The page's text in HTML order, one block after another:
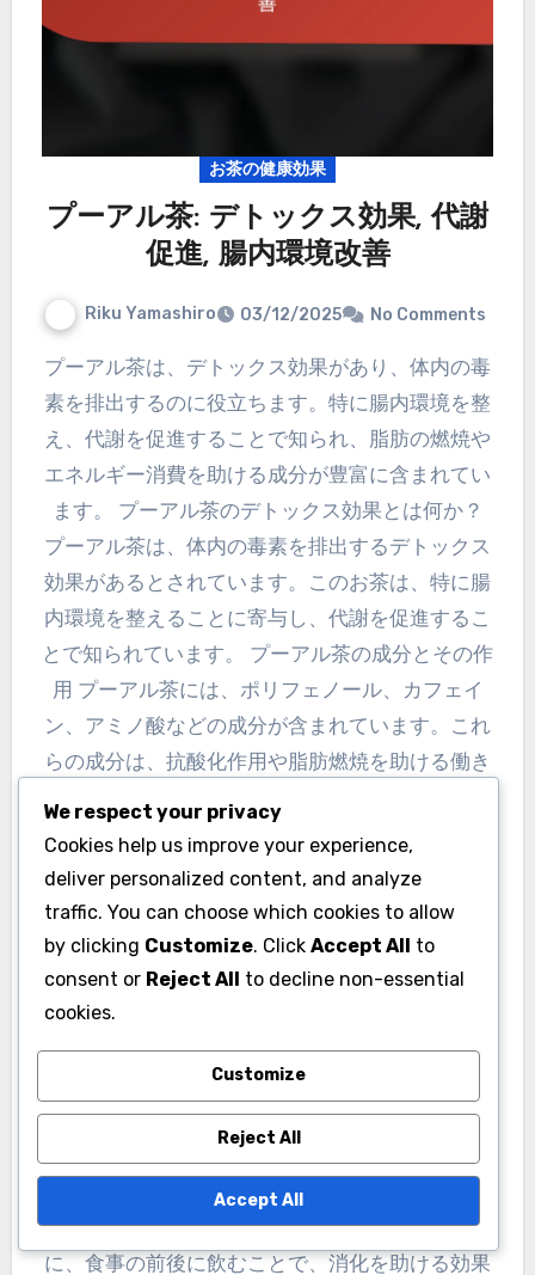
お茶の健康効果
プーアル茶: デトックス効果, 代謝
促進, 腸内環境改善
Riku Yamashiro 03/12/2025 No Comments
プーアル茶は、デトックス効果があり、体内の毒
素を排出するのに役立ちます。特に腸内環境を整
え、代謝を促進することで知られ、脂肪の燃焼や
エネルギー消費を助ける成分が豊富に含まれてい
ます。 プーアル茶のデトックス効果とは何か？
プーアル茶は、体内の毒素を排出するデトックス
効果があるとされています。このお茶は、特に腸
内環境を整えることに寄与し、代謝を促進するこ
とで知られています。 プーアル茶の成分とその作
用 プーアル茶には、ポリフェノール、カフェイ
ン、アミノ酸などの成分が含まれています。これ
らの成分は、抗酸化作用や脂肪燃焼を助ける働き
菌を増やし、消化を助けることでデトックス効果
を高めます。また、カフェインは代謝を促進し、
エネルギー消費を増加させます。 デトックス効果
の科学的根拠 研究によれば、プーアル茶は体内の
脂肪を減少させる効果があるとされています。特
に、脂肪の分解を助ける酵素の活性を高めること
が示されています。 さらに、プーアル茶の成分は
腸内の有害物質を吸着し、排出を促進することが
確認されています。これにより、体内のクレンジ
ングが行われます。 デトックスにおけるプーアル
茶の役割 プーアル茶は、デトックスプログラムの
一環として取り入れられることが多いです。特
に、食事の前後に飲むことで、消化を助ける効果
We respect your privacy
Cookies help us improve your experience,
deliver personalized content, and analyze
traffic. You can choose which cookies to allow
by clicking Customize. Click Accept All to
consent or Reject All to decline non-essential
cookies.
Customize
Reject All
Accept All